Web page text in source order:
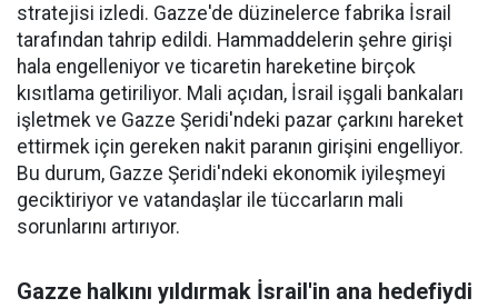
stratejisi izledi. Gazze'de düzinelerce fabrika İsrail
tarafından tahrip edildi. Hammaddelerin şehre girişi
hala engelleniyor ve ticaretin hareketine birçok
kısıtlama getiriliyor. Mali açıdan, İsrail işgali bankaları
işletmek ve Gazze Şeridi'ndeki pazar çarkını hareket
ettirmek için gereken nakit paranın girişini engelliyor.
Bu durum, Gazze Şeridi'ndeki ekonomik iyileşmeyi
geciktiriyor ve vatandaşlar ile tüccarların mali
sorunlarını artırıyor.
Gazze halkını yıldırmak İsrail'in ana hedefiydi